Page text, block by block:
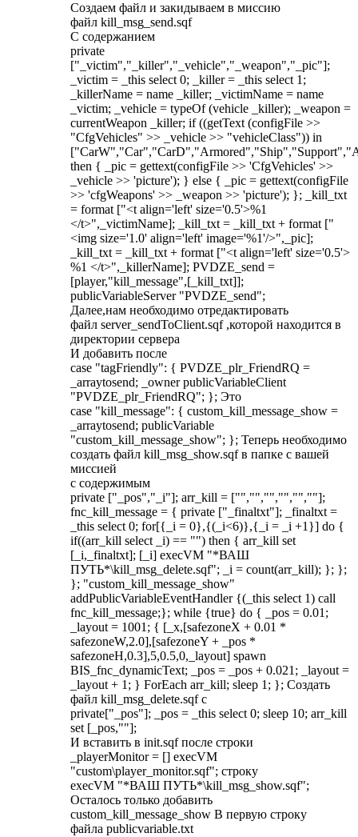
Создаем файл и закидываем в миссию
файл kill_msg_send.sqf
С содержанием
private
["_victim","_killer","_vehicle","_weapon","_pic"];
_victim = _this select 0; _killer = _this select 1;
_killerName = name _killer; _victimName = name
_victim; _vehicle = typeOf (vehicle _killer); _weapon =
currentWeapon _killer; if ((getText (configFile >>
"CfgVehicles" >> _vehicle >> "vehicleClass")) in
then { _pic = gettext(configFile >> 'CfgVehicles' >>
_vehicle >> 'picture'); } else { _pic = gettext(configFile
>> 'cfgWeapons' >> _weapon >> 'picture'); }; _kill_txt
= format ["<t align='left' size='0.5'>%1
</t>",_victimName]; _kill_txt = _kill_txt + format ["
<img size='1.0' align='left' image='%1'/>",_pic];
_kill_txt = _kill_txt + format ["<t align='left' size='0.5'>
%1 </t>",_killerName]; PVDZE_send =
[player,"kill_message",[_kill_txt]];
publicVariableServer "PVDZE_send";
Далее,нам необходимо отредактировать
файл server_sendToClient.sqf ,которой находится в
директории сервера
И добавить после
case "tagFriendly": { PVDZE_plr_FriendRQ =
_arraytosend; _owner publicVariableClient
"PVDZE_plr_FriendRQ"; }; Это
case "kill_message": { custom_kill_message_show =
_arraytosend; publicVariable
"custom_kill_message_show"; }; Теперь необходимо
создать файл kill_msg_show.sqf в папке с вашей
миссией
с содержимым
private ["_pos","_i"]; arr_kill = ["","","","","",""];
fnc_kill_message = { private ["_finaltxt"]; _finaltxt =
_this select 0; for[{_i = 0},{(_i<6)},{_i = _i +1}] do {
if((arr_kill select _i) == "") then { arr_kill set
[_i,_finaltxt]; [_i] execVM "*ВАШ
ПУТЬ*\kill_msg_delete.sqf"; _i = count(arr_kill); }; };
}; "custom_kill_message_show"
addPublicVariableEventHandler {(_this select 1) call
fnc_kill_message;}; while {true} do { _pos = 0.01;
_layout = 1001; { [_x,[safezoneX + 0.01 *
safezoneW,2.0],[safezoneY + _pos *
safezoneH,0.3],5,0.5,0,_layout] spawn
BIS_fnc_dynamicText; _pos = _pos + 0.021; _layout =
_layout + 1; } ForEach arr_kill; sleep 1; }; Создать
файл kill_msg_delete.sqf с
private["_pos"]; _pos = _this select 0; sleep 10; arr_kill
set [_pos,""];
И вставить в init.sqf после строки
_playerMonitor = [] execVM
"custom\player_monitor.sqf"; строку
execVM "*ВАШ ПУТЬ*\kill_msg_show.sqf";
Осталось только добавить
custom_kill_message_show В первую строку
файла publicvariable.txt